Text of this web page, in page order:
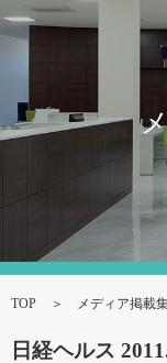
TOP メディア掲載
日経ヘルス